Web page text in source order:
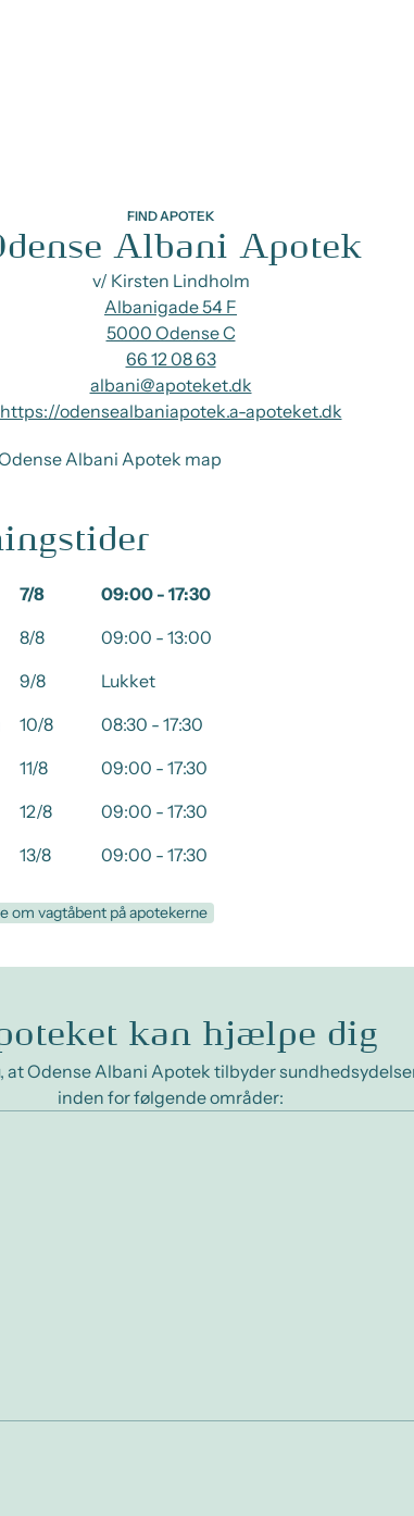
FIND APOTEK
Albani Apotek
v/ Kirsten Lindholm
Albanigade 54 F
5000 Odense C
66 12 08 63
albani@apoteket.dk
https://odensealbaniapotek.a-apoteket.dk
7/8
09:00 - 17:30
8/8
09:00 - 13:00
9/8
Lukket
10/8
08:30 - 17:30
11/8
09:00 - 17:30
12/8
09:00 - 17:30
13/8 09:00 - 17:30
om vagtåbent på apotekerne
kan hjælpe dig
at Odense Albani Apotek tilbyder
inden for følgende områder: